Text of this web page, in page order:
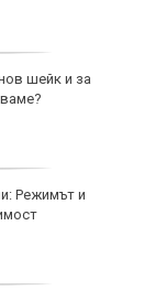
шейк и за
Режимът и